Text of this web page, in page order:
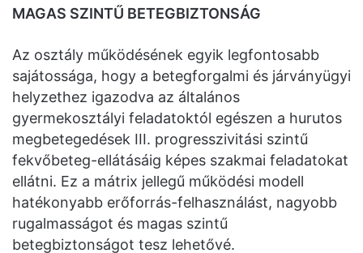
MAGAS SZINTŰ BETEGBIZTONSÁG
Az osztály működésének egyik legfontosabb
sajátossága, hogy a betegforgalmi és járványügyi
helyzethez igazodva az általános
gyermekosztályi feladatoktól egészen a hurutos
megbetegedések III. progresszivitási szintű
fekvőbeteg-ellátásáig képes szakmai feladatokat
ellátni. Ez a mátrix jellegű működési modell
hatékonyabb erőforrás-felhasználást, nagyobb
rugalmasságot és magas szintű
betegbiztonságot tesz lehetővé.